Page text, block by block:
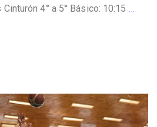
4° a 5° Básico: 10:15 …